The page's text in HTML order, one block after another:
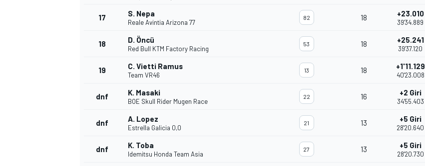
17 S. Nepa
Reale Avintia Arizona 77
82 18 +23.010
39'34.889
18 D. Öncü
Red Bull KTM Factory Racing
53 18 +25.241
39'37.120
19 C. Vietti Ramus
Team VR46
13 18 +1'11.129
40'23.008
dnf K. Masaki
BOE Skull Rider Mugen Race
22 16 +2 Giri
34'55.403
dnf A. Lopez
Estrella Galicia 0,0
21 13 +5 Giri
28'20.640
dnf K. Toba
Idemitsu Honda Team Asia
27 13 +5 Giri
28'20.730